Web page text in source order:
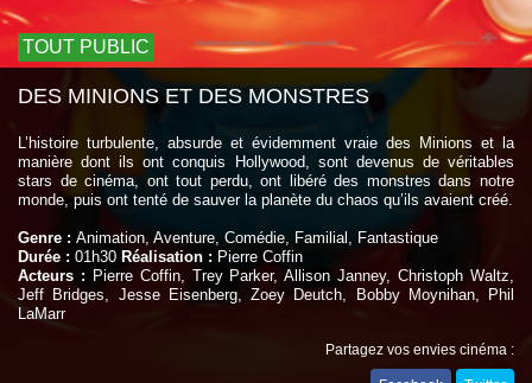
TOUT PUBLIC
DES MINIONS ET DES MONSTRES
L’histoire turbulente, absurde et évidemment vraie des Minions et la
manière dont ils ont conquis Hollywood, sont devenus de véritables
stars de cinéma, ont tout perdu, ont libéré des monstres dans notre
monde, puis ont tenté de sauver la planète du chaos qu’ils avaient créé.
Genre : Animation, Aventure, Comédie, Familial, Fantastique
Durée : 01h30 Réalisation : Pierre Coffin
Acteurs : Pierre Coffin, Trey Parker, Allison Janney, Christoph Waltz,
Jeff Bridges, Jesse Eisenberg, Zoey Deutch, Bobby Moynihan, Phil
LaMarr
Partagez vos envies cinéma :